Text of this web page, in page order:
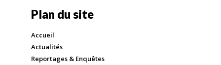
Plan du site
Accueil
Actualités
Reportages & Enquêtes